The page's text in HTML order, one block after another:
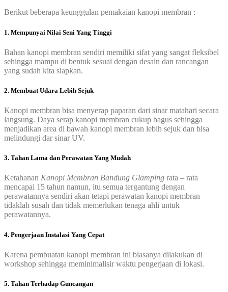
Berikut beberapa keunggulan pemakaian kanopi membran :
1. Mempunyai Nilai Seni Yang Tinggi
Bahan kanopi membran sendiri memiliki sifat yang sangat fleksibel
sehingga mampu di bentuk sesuai dengan desain dan rancangan
yang sudah kita siapkan.
2. Membuat Udara Lebih Sejuk
Kanopi membran bisa menyerap paparan dari sinar matahari secara
langsung. Daya serap kanopi membran cukup bagus sehingga
menjadikan area di bawah kanopi membran lebih sejuk dan bisa
melindungi dar sinar UV.
3. Tahan Lama dan Perawatan Yang Mudah
Ketahanan Kanopi Membran Bandung Glamping rata – rata
mencapai 15 tahun namun, itu semua tergantung dengan
perawatannya sendiri akan tetapi perawatan kanopi membran
tidaklah susah dan tidak memerlukan tenaga ahli untuk
perawatannya.
4. Pengerjaan Instalasi Yang Cepat
Karena pembuatan kanopi membran ini biasanya dilakukan di
workshop sehingga meminimalisir waktu pengerjaan di lokasi.
5. Tahan Terhadap Guncangan